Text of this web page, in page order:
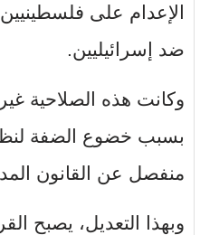
الإعدام على
ضد إسرائيليين.
وكانت هذه الصلاحية
بسبب خضوع الضفة
منفصل عن القانون
وبهذا التعديل، يصبح